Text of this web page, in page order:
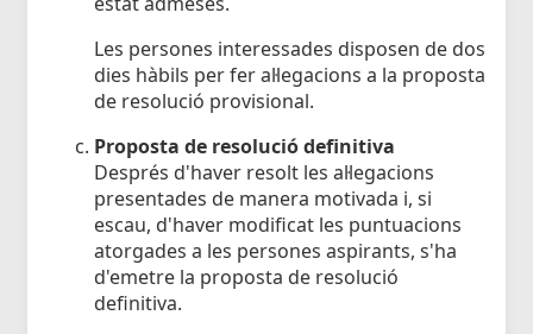
Les persones interessades disposen de dos
dies hàbils per fer al·legacions a la proposta
de resolució provisional.
Proposta de resolució definitiva
Després d'haver resolt les al·legacions
presentades de manera motivada i, si
escau, d'haver modificat les puntuacions
atorgades a les persones aspirants, s'ha
d'emetre la proposta de resolució
definitiva.